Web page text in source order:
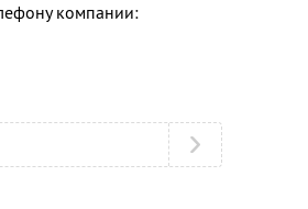
компании: